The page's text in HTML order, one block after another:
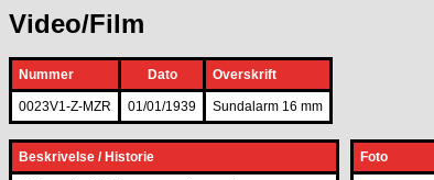
Video/Film
Nummer Dato Overskrift
0023V1-Z-MZR 01/01/1939 Sundalarm 16 mm
Beskrivelse / Historie Foto